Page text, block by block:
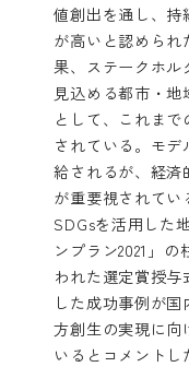
値創出を通し、
が高いと認めら
果、ステークホ
見込める都市・地
として、これま
されている。モ
給されるが、経
が重要視されてい
SDGsを活用した
ンプラン2021」
われた選定賞授
した成功事例が
方創生の実現に向
いるとコメント